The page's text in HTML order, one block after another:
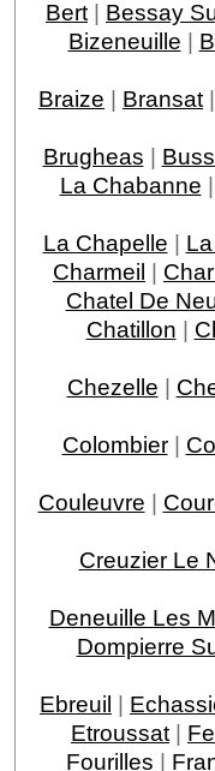
Bert | Bessay
Bizeneuille |
Braize | Bransat |
Brugheas |
La Chabanne |
La Chapelle |
Charmeil |
Chatel De
Chatillon |
Chezelle |
Colombier|
Couleuvre |
Creuzier Le
Deneuille Les
Dompierre
Ebreuil |
Etroussat |
Fourilles |